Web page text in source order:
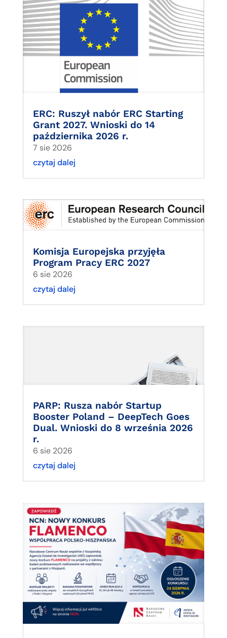
ERC: Ruszył nabór ERC Starting
Grant 2027. Wnioski do 14
października 2026 r.
7 sie 2026
czytaj dalej
Komisja Europejska przyjęła
Program Pracy ERC 2027
6 sie 2026
czytaj dalej
PARP: Rusza nabór Startup
Booster Poland – DeepTech Goes
Dual. Wnioski do 8 września 2026
r.
6 sie 2026
czytaj dalej